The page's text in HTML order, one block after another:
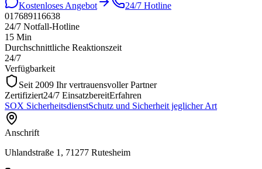
Kostenloses Angebot
24/7 Hotline
017689116638
24/7 Notfall-Hotline
15 Min
Durchschnittliche Reaktionszeit
24/7
Verfügbarkeit
Seit 2009 Ihr vertrauensvoller Partner
Zertifiziert24/7 EinsatzbereitErfahren
SOX SicherheitsdienstSchutz und Sicherheit jeglicher Art
Anschrift
Uhlandstraße 1, 71277 Rutesheim